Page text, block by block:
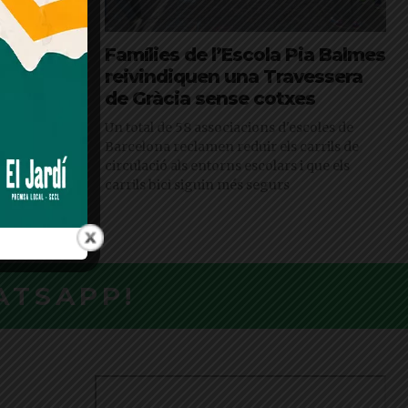
un
el
del
llarg de la
i
Famílies de l’Escola Pia Balmes
reivindiquen una Travessera
de Gràcia sense cotxes
Un total de 58 associacions d'escoles de
Barcelona reclamen reduir els carrils de
circulació als entorns escolars i que els
carrils bici siguin més segurs